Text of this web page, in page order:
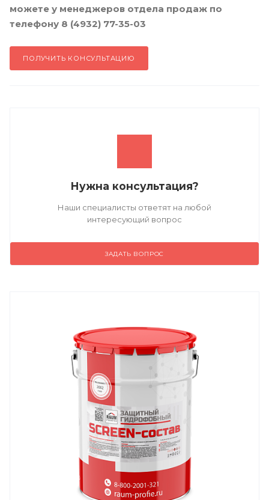
можете у менеджеров отдела продаж по
телефону 8 (4932) 77-35-03
ПОЛУЧИТЬ КОНСУЛЬТАЦИЮ
Нужна консультация?
Наши специалисты ответят на любой
интересующий вопрос
ЗАДАТЬ ВОПРОС